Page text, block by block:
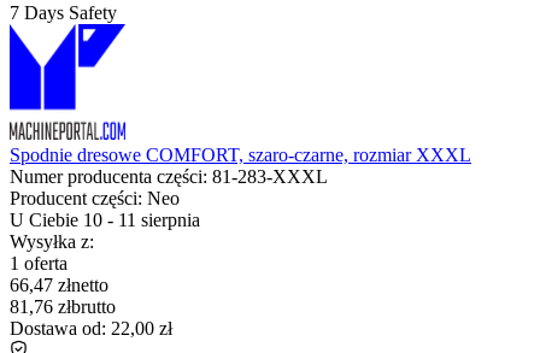
7 Days Safety
Spodnie dresowe COMFORT, szaro-czarne, rozmiar XXXL
Numer producenta części: 81-283-XXXL
Producent części: Neo
U Ciebie 10 - 11 sierpnia
Wysyłka z:
1 oferta
66,47 złnetto
81,76 złbrutto
Dostawa od: 22,00 zł